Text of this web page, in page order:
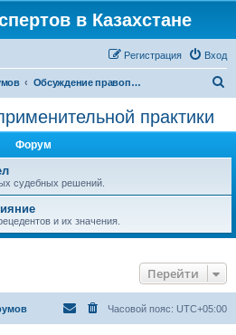
в Казахстане
Вход
Регистрация
Обсуждение правоприменительной практики
практики
Форум
судебных решений.
и их значения.
Перейти
Часовой пояс: UTC+05:00